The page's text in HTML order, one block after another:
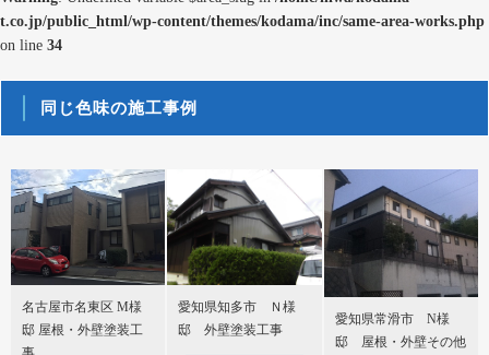
t.co.jp/public_html/wp-content/themes/kodama/inc/same-area-works.php
on line 34
同じ色味の施工事例
名古屋市名東区 M様
邸 屋根・外壁塗装工
愛知県知多市 Ｎ様
邸 外壁塗装工事
愛知県常滑市 N様
邸 屋根・外壁その他